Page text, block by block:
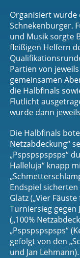
Organisiert wurde
Schnekenburger.
und Musik sorgte
fleißigen Helfern
Partien von
gemeinsamen
die Halbfinals
Flutlicht
wurde dann
Die Halbfinals
Netzabdeckung“
„Pspspspspsps“
Halleluja“ knapp
Endspiel
Glatz („Vier
Turniersieg gegen
(„100%
„Pspspspspsps“
gefolgt von den
und Jan Lehmann).